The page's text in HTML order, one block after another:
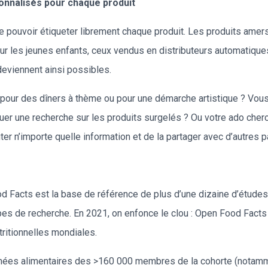
pour chaque produit
pouvoir étiqueter librement chaque produit. Les produits
les jeunes enfants, ceux vendus en distributeurs
ainsi possibles.
des dîners à thème ou pour une démarche artistique ?
une recherche sur les produits surgelés ? Ou votre ado
n’importe quelle information et de la partager avec d’autres
Facts est la base de référence de plus d’une dizaine
de recherche. En 2021, on enfonce le clou : Open Food
mondiales.
alimentaires des >160 000 membres de la cohorte